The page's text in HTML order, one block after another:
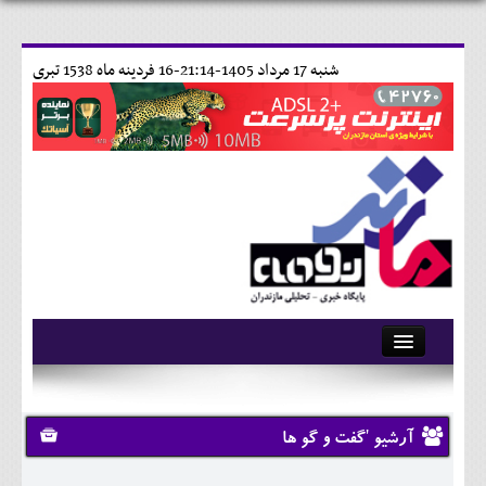
16 فردينه ماه 1538 تبری شنبه 17 مرداد 1405-21:14-
آرشیو
تماس با ما
وبلاگ
آرشیو 'گفت و گو ها